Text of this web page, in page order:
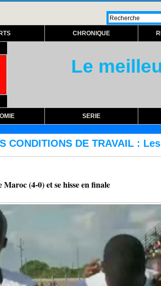
CHRONIQUE
Le
SERIE
: Les sous-traitants FTTH
(4-0) et se hisse en finale